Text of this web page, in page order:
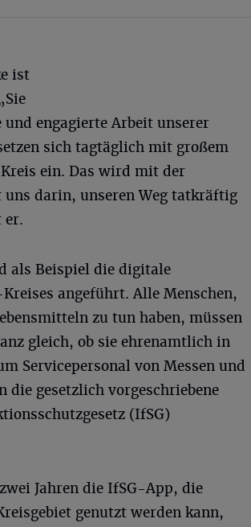
ist
engagierte Arbeit unserer
sich tagtäglich mit großem
ein. Das wird mit der
darin, unseren Weg tatkräftig
er.
als Beispiel die digitale
angeführt. Alle Menschen,
zu tun haben, müssen
gleich, ob sie ehrenamtlich in
Servicepersonal von Messen und
die gesetzlich vorgeschriebene
(IfSG)
Jahren die IfSG-App, die
genutzt werden kann,